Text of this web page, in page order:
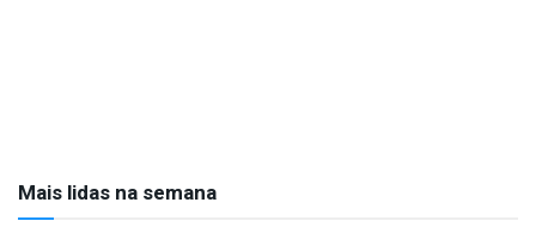
Mais lidas na semana